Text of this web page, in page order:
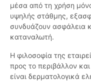
μέσα από τη χρήση
υψηλής στάθμης,
συνδυάζουν ασφάλεια
καταναλωτή.
Η φιλοσοφία της
προς το περιβάλλον
είναι δερματολογικά